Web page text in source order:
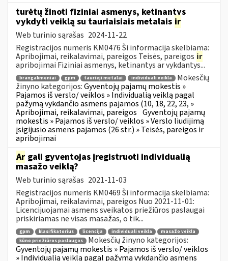
turėtų žinoti fiziniai asmenys, ketinantys
vykdyti veiklą su tauriaisiais metalais ir
Web turinio sąrašas 2024-11-22
Registracijos numeris KM0476 Ši informacija skelbiama:
Apribojimai, reikalavimai, pareigos Teisės, pareigos ir
apribojimai Fiziniai asmenys, ketinantys ar vykdantys...
brangakmeniai gpm taurieji metalai individuali veikla
Mokesčių
žinyno kategorijos:Gyventojų pajamų mokestis »
Pajamos iš verslo/ veiklos » Individualią veiklą pagal
pažymą vykdančio asmens pajamos (10, 18, 22, 23, »
Apribojimai, reikalavimai, pareigos Gyventojų pajamų
mokestis » Pajamos iš verslo/ veiklos » Verslo liudijimą
įsigijusio asmens pajamos (26 str.) » Teisės, pareigos ir
apribojimai
Ar gali gyventojas įregistruoti individualią
masažo veiklą?
Web turinio sąrašas 2021-11-03
Registracijos numeris KM0469 Ši informacija skelbiama:
Apribojimai, reikalavimai, pareigos Nuo 2021-11-01:
Licencijuojamai asmens sveikatos priežiūros paslaugai
priskiriamas ne visas masažas, o tik...
gpm klasifikatorius licencija individuali veikla
masažo veikla
kūno priežiūros paslaugos
Mokesčių žinyno kategorijos:
Gyventojų pajamų mokestis » Pajamos iš verslo/ veiklos
» Individualią veiklą pagal pažymą vykdančio asmens